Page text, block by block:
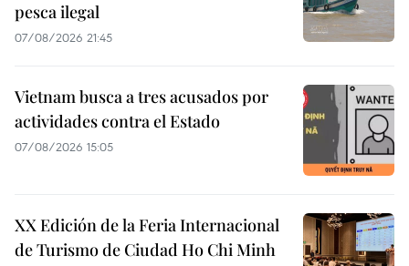
pesca ilegal
07/08/2026 21:45
Vietnam busca a tres acusados por
actividades contra el Estado
07/08/2026 15:05
XX Edición de la Feria Internacional
de Turismo de Ciudad Ho Chi Minh